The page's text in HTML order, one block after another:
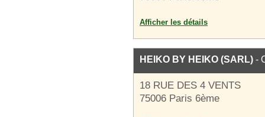
Afficher les détails
HEIKO BY HEIKO (SARL) -
18 RUE DES 4 VENTS
75006 Paris 6ème